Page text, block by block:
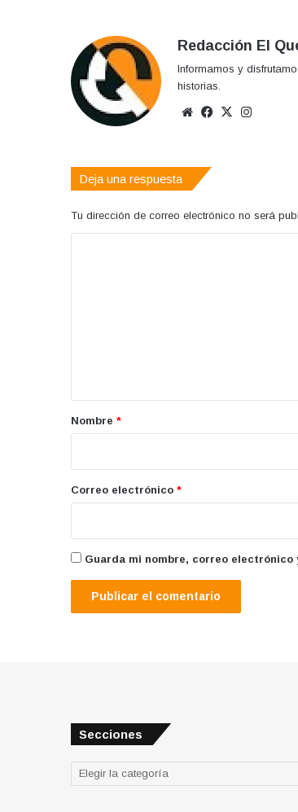
Redacción El
Informamos y
historias.
Sitio
Facebook
X
Deja una respuesta
Tu dirección de correo electrónico no será
r
*
Nombre *
Correo electrónico *
Guarda mi nombre, correo electrónico
Secciones
Secciones